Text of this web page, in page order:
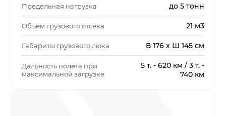
Предельная нагрузка до 5 тонн
Объем грузового отсека 21 м3
Габариты грузового люка В 176 x Ш 145 см
Дальность полета при
максимальной загрузке
5 т. - 620 км / 3 т. -
740 км